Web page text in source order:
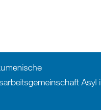
Asyl